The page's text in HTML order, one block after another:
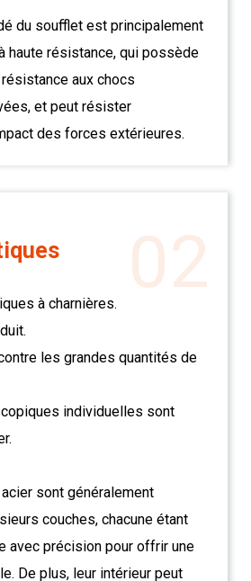
du soufflet est principalement
haute résistance, qui possède
aux chocs
et peut résister
des forces extérieures.
02
à charnières.
les grandes quantités de
individuelles sont
sont généralement
couches, chacune étant
avec précision pour offrir une
De plus, leur intérieur peut